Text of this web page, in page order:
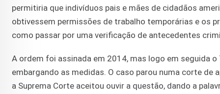
permitiria que indivíduos pais e mães de cidadãos
obtivessem permissões de trabalho temporárias e os
como passar por uma verificação de antecedentes
A ordem foi assinada em 2014, mas logo em seguida
embargando as medidas. O caso parou numa corte
a Suprema Corte aceitou ouvir a questão, dando a